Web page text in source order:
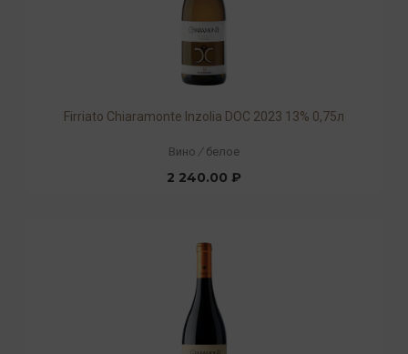
Firriato Chiaramonte Inzolia DOC 2023 13% 0,75л
Вино / белое
2 240.00 ₽